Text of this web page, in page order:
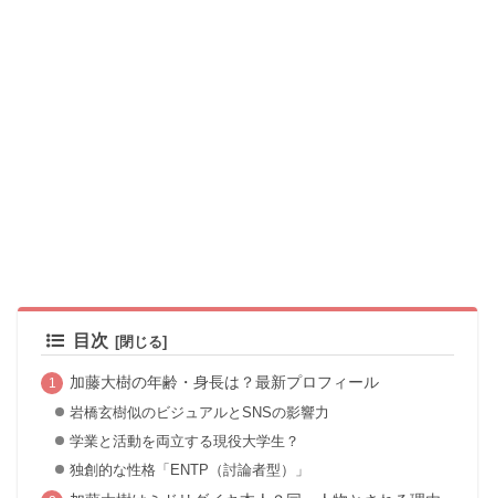
目次
加藤大樹の年齢・身長は？最新プロフィール
岩橋玄樹似のビジュアルとSNSの影響力
学業と活動を両立する現役大学生？
独創的な性格「ENTP（討論者型）」